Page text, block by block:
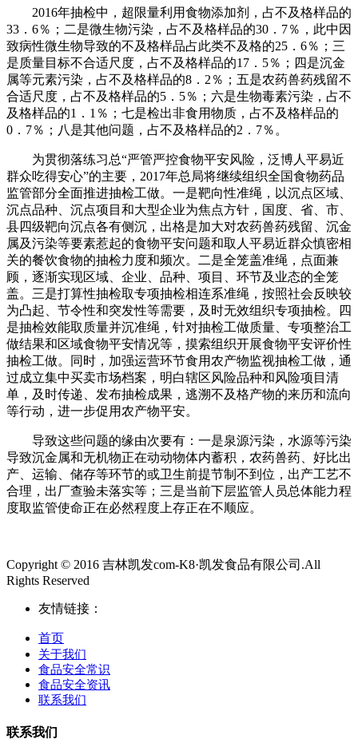
2016年抽检中，超限量利用食物添加剂，占不及格样品的
33．6％；二是微生物污染，占不及格样品的30．7％，此中因
致病性微生物导致的不及格样品占此类不及格的25．6％；三
是质量目标不合适尺度，占不及格样品的17．5％；四是沉金
属等元素污染，占不及格样品的8．2％；五是农药兽药残留不
合适尺度，占不及格样品的5．5％；六是生物毒素污染，占不
及格样品的1．1％；七是检出非食用物质，占不及格样品的
0．7％；八是其他问题，占不及格样品的2．7％。
为贯彻落练习总“严管严控食物平安风险，泛博人平易近
群众吃得安心”的主要，2017年总局将继续组织全国食物药品
监管部分全面推进抽检工做。一是靶向性准绳，以沉点区域、
沉点品种、沉点项目和大型企业为焦点方针，国度、省、市、
县四级靶向沉点各有侧沉，出格是加大对农药兽药残留、沉金
属及污染等要素惹起的食物平安问题和取人平易近群众慎密相
关的餐饮食物的抽检力度和频次。二是全笼盖准绳，点面兼
顾，逐渐实现区域、企业、品种、项目、环节及业态的全笼
盖。三是打算性抽检取专项抽检相连系准绳，按照社会反映较
为凸起、节令性和突发性等需要，及时无效组织专项抽检。四
是抽检效能取质量并沉准绳，针对抽检工做质量、专项整治工
做结果和区域食物平安情况等，摸索组织开展食物平安评价性
抽检工做。同时，加强运营环节食用农产物监视抽检工做，通
过成立集中买卖市场档案，明白辖区风险品种和风险项目清
单，及时传递、发布抽检成果，逃溯不及格产物的来历和流向
等行动，进一步促用农产物平安。
导致这些问题的缘由次要有：一是泉源污染，水源等污染
导致沉金属和无机物正在动动物体内蓄积，农药兽药、好比出
产、运输、储存等环节的或卫生前提节制不到位，出产工艺不
合理，出厂查验未落实等；三是当前下层监管人员总体能力程
度取监管使命正在必然程度上存正在不顺应。
Copyright © 2016 吉林凯发com-K8·凯发食品有限公司.All
Rights Reserved
友情链接：
首页
关于我们
食品安全常识
食品安全资讯
联系我们
联系我们